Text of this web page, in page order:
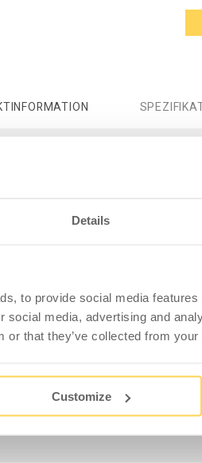
Details
to provide social media
social media, advertising and
or that they’ve collected from
Customize
0,7 m x lfm,
die aus einer speziellen
den meisten Industrieräumen.
Materialies
Kanten minimieren
Matte. Die
Industrieräume.
immer abgeschrägt.
ESD-zertifiziert.